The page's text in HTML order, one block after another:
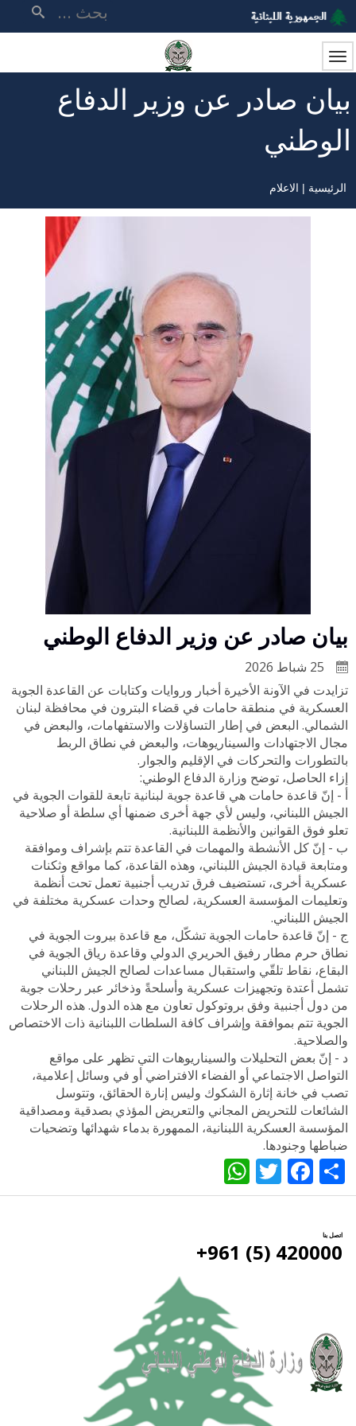
تجاوز
إلى
المحتوى
الرئيسي
بيان صادر عن وزير الدفاع
الوطني
مسار
الرئيسية الاعلام
بيان صادر عن وزير الدفاع الوطني
تزايدت في الآونة الأخيرة أخبار وروايات وكتابات عن القاعدة الجوية
العسكرية في منطقة حامات في قضاء البترون في محافظة لبنان
الشمالي. البعض في إطار التساؤلات والاستفهامات، والبعض في
مجال الاجتهادات والسيناريوهات، والبعض في نطاق الربط
بالتطورات والتحركات في الإقليم والجوار.
إزاء الحاصل، توضح وزارة الدفاع الوطني:
أ - إنّ قاعدة حامات هي قاعدة جوية لبنانية تابعة للقوات الجوية في
الجيش اللبناني، وليس لأي جهة أخرى ضمنها أي سلطة أو صلاحية
تعلو فوق القوانين والأنظمة اللبنانية.
ب - إنّ كل الأنشطة والمهمات في القاعدة تتم بإشراف وموافقة
ومتابعة قيادة الجيش اللبناني، وهذه القاعدة، كما مواقع وثكنات
عسكرية أخرى، تستضيف فرق تدريب أجنبية تعمل تحت أنظمة
وتعليمات المؤسسة العسكرية، لصالح وحدات عسكرية مختلفة في
الجيش اللبناني.
ج - إنّ قاعدة حامات الجوية تشكّل، مع قاعدة بيروت الجوية في
نطاق حرم مطار رفيق الحريري الدولي وقاعدة رياق الجوية في
البقاع، نقاط تلقّي واستقبال مساعدات لصالح الجيش اللبناني
تشمل أعتدة وتجهيزات عسكرية وأسلحةً وذخائر عبر رحلات جوية
من دول أجنبية وفق بروتوكول تعاون مع هذه الدول. هذه الرحلات
الجوية تتم بموافقة وإشراف كافة السلطات اللبنانية ذات الاختصاص
والصلاحية.
د - إنّ بعض التحليلات والسيناريوهات التي تظهر على مواقع
التواصل الاجتماعي أو الفضاء الافتراضي أو في وسائل إعلامية،
تصب في خانة إثارة الشكوك وليس إنارة الحقائق، وتتوسل
الشائعات للتحريض المجاني والتعريض المؤذي بصدقية ومصداقية
المؤسسة العسكرية اللبنانية، الممهورة بدماء شهدائها وتضحيات
ضباطها وجنودها.
Share
Facebook
Twitter
اتصل بنا
420000 (5) 961+